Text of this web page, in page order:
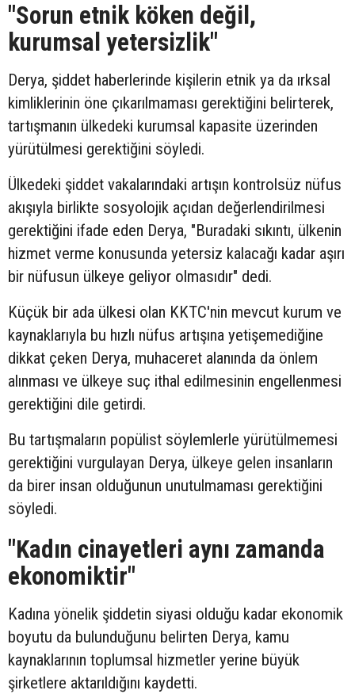
"Sorun etnik köken değil,
kurumsal yetersizlik"
Derya, şiddet haberlerinde kişilerin etnik ya da ırksal
kimliklerinin öne çıkarılmaması gerektiğini belirterek,
tartışmanın ülkedeki kurumsal kapasite üzerinden
yürütülmesi gerektiğini söyledi.
Ülkedeki şiddet vakalarındaki artışın kontrolsüz nüfus
akışıyla birlikte sosyolojik açıdan değerlendirilmesi
gerektiğini ifade eden Derya, "Buradaki sıkıntı, ülkenin
hizmet verme konusunda yetersiz kalacağı kadar aşırı
bir nüfusun ülkeye geliyor olmasıdır" dedi.
Küçük bir ada ülkesi olan KKTC'nin mevcut kurum ve
kaynaklarıyla bu hızlı nüfus artışına yetişemediğine
dikkat çeken Derya, muhaceret alanında da önlem
alınması ve ülkeye suç ithal edilmesinin engellenmesi
gerektiğini dile getirdi.
Bu tartışmaların popülist söylemlerle yürütülmemesi
gerektiğini vurgulayan Derya, ülkeye gelen insanların
da birer insan olduğunun unutulmaması gerektiğini
söyledi.
"Kadın cinayetleri aynı zamanda
ekonomiktir"
Kadına yönelik şiddetin siyasi olduğu kadar ekonomik
boyutu da bulunduğunu belirten Derya, kamu
kaynaklarının toplumsal hizmetler yerine büyük
şirketlere aktarıldığını kaydetti.